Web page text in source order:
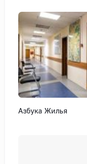
Азбука Жилья